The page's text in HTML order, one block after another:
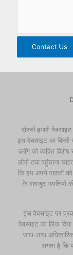
Contact Us
दोस्तों हमारी वेबसाइट
इस वेबसाइट का किसी
ब्लॉग जो व्यक्ति
लोगों तक पहुंचाना
कि हम अपने पाठकों
के बावजूद गलतियों
इस वेबसाइट पर
वेबसाइट का लिंक
साथ-साथ
लगता है कि